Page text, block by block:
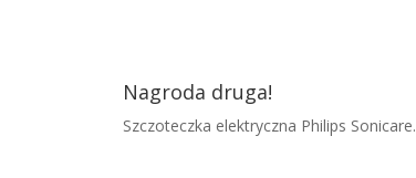
Nagroda druga!
Szczoteczka elektryczna Philips Sonicare.